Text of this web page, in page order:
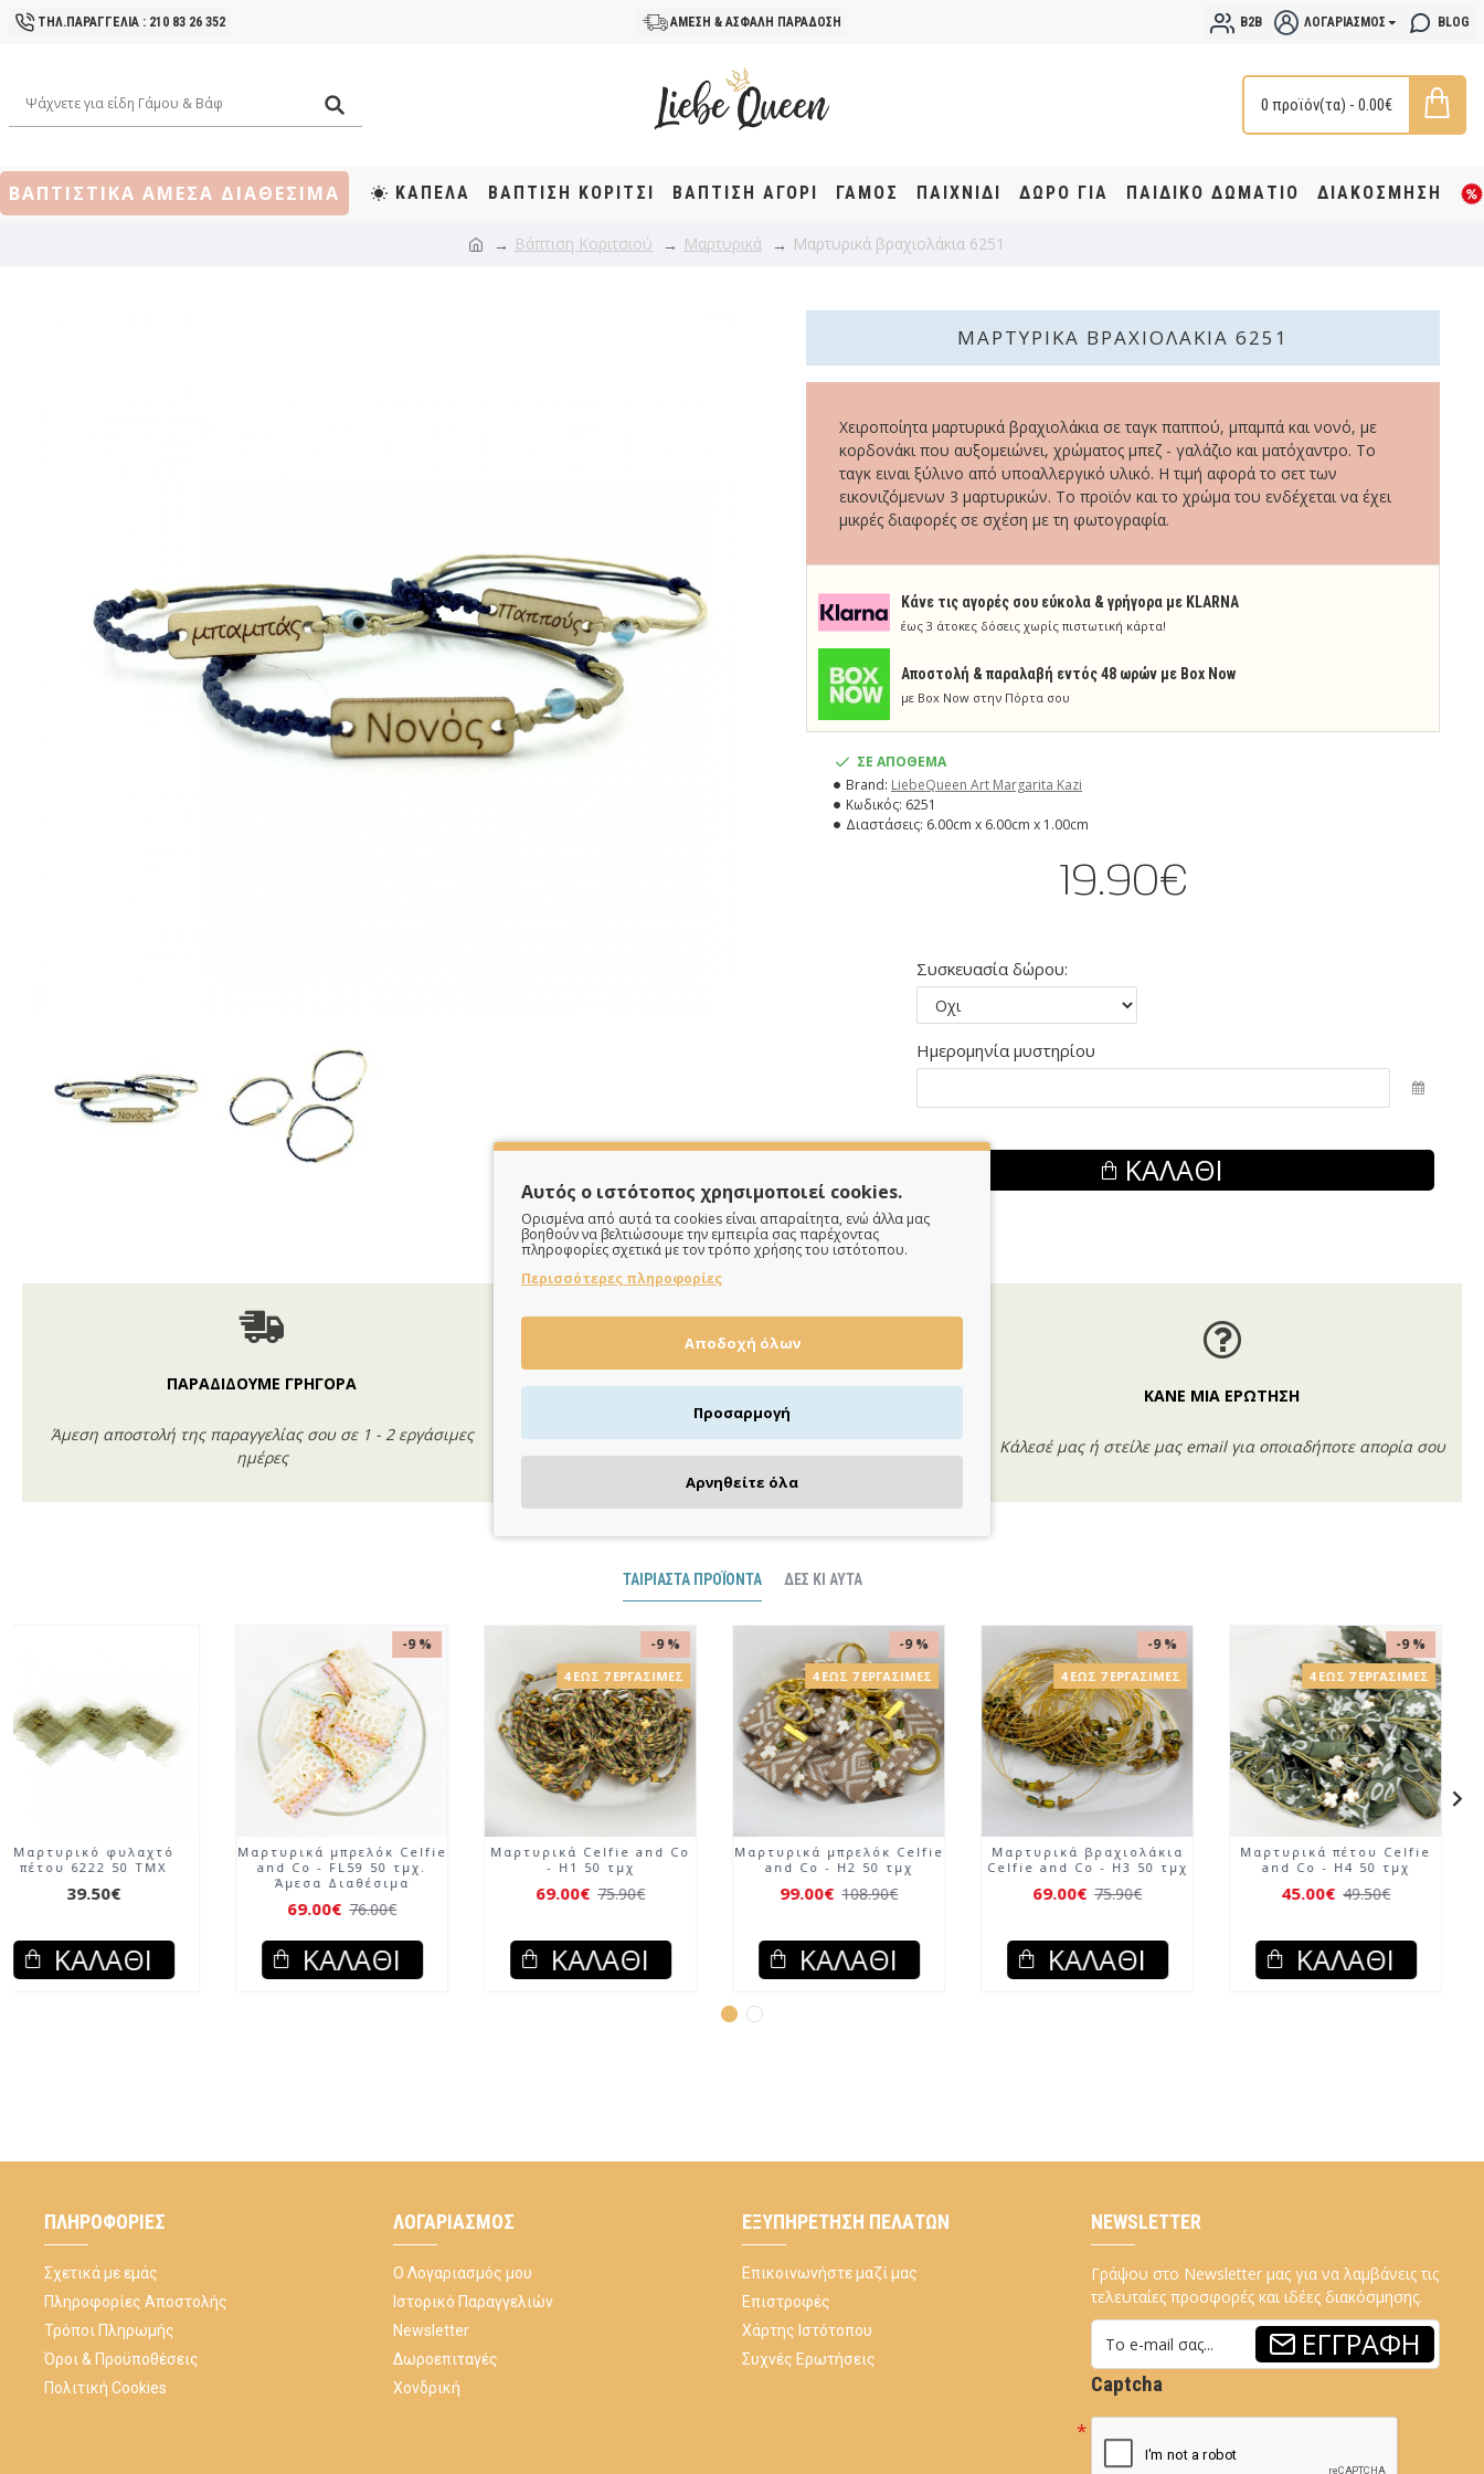
ΤΗΛ.ΠΑΡΑΓΓΕΛΙΑ : 210 83 26 352 ΑΜΕΣΗ & ΑΣΦΑΛΗ ΠΑΡΑΔΟΣΗ B2B ΛΟΓΑΡΙΑΣΜΌΣ BLOG
0 προϊόν(τα) - 0.00€
ΒΑΠΤΙΣΤΙΚΑ ΑΜΕΣΑ ΔΙΑΘΕΣΙΜΑ ΚΑΠΕΛΑ ΒΆΠΤΙΣΗ KOΡΊΤΣΙ ΒΆΠΤΙΣΗ ΑΓΌΡΙ ΓΑΜΟΣ ΠΑΙΧΝΙΔΙ ΔΩΡΟ ΓΙΑ ΠΑΙΔΙΚΟ ΔΩΜΑΤΙΟ ΔΙΑΚΟΣΜΗΣΗ
Βάπτιση Κοριτσιού Μαρτυρικά Μαρτυρικά βραχιολάκια 6251
ΜΑΡΤΥΡΙΚΆ ΒΡΑΧΙΟΛΆΚΙΑ 6251
Κάνε τις αγορές σου εύκολα & γρήγορα με KLARNA
έως 3 άτοκες δόσεις χωρίς πιστωτική κάρτα!
Aποστολή & παραλαβή εντός 48 ωρών με Box Now
με Box Now στην Πόρτα σου
Χειροποίητα μαρτυρικά βραχιολάκια σε ταγκ παππού, μπαμπά και νονό, με
κορδονάκι που αυξομειώνει, χρώματος μπεζ - γαλάζιο και ματόχαντρο. Το
ταγκ ειναι ξύλινο από υποαλλεργικό υλικό. Η τιμή αφορά το σετ των
εικονιζόμενων 3 μαρτυρικών. Το προϊόν και το χρώμα του ενδέχεται να έχει
μικρές διαφορές σε σχέση με τη φωτογραφία.
ΣΕ ΑΠΟΘΕΜΑ
Brand: LiebeQueen Art Margarita Kazi
Κωδικός: 6251
Διαστάσεις: 6.00cm x 6.00cm x 1.00cm
19.90€
Συσκευασία δώρου:
Ημερομηνία μυστηρίου
ΚΑΛΆΘΙ
ΠΑΡΑΔΙΔΟΥΜΕ ΓΡΗΓΟΡΑ
Άμεση αποστολή της παραγγελίας σου σε 1 - 2 εργάσιμες
ημέρες
Πιστωτική/χρεωστική κάρτα, αντικαταβολή ή κατάθεση
ΚΑΝΕ ΜΙΑ ΕΡΩΤΗΣΗ
Κάλεσέ μας ή στείλε μας email για οποιαδήποτε απορία σου
ΤΑΙΡΙΑΣΤΆ ΠΡΟΪΌΝΤΑ ΔΕΣ ΚΙ ΑΥΤΆ
Μαρτυρικό φυλαχτό
πέτου 6221 50 ΤΜΧ
39.50€
ΚΑΛΆΘΙ
Μαρτυρικό φυλαχτό
πέτου 6222 50 ΤΜΧ
39.50€
ΚΑΛΆΘΙ
-9 %
Μαρτυρικά μπρελόκ Celfie
and Co - FL59 50 τμχ.
ΚΑΛΆΘΙ
-9 %
4 ΈΩΣ 7 ΕΡΓΆΣΙΜΕΣ
Μαρτυρικά Celfie and Co
- H1 50 τμχ
69.00€ 75.90€
ΚΑΛΆΘΙ
-9 %
4 ΈΩΣ 7 ΕΡΓΆΣΙΜΕΣ
Μαρτυρικά μπρελόκ Celfie
and Co - H2 50 τμχ
99.00€ 108.90€
ΚΑΛΆΘΙ
-9 %
4 ΈΩΣ 7 ΕΡΓΆΣΙΜΕΣ
Μαρτυρικά βραχιολάκια
Celfie and Co - H3 50 τμχ
69.00€ 75.90€
ΚΑΛΆΘΙ
ΠΛΗΡΟΦΟΡΊΕΣ
Σχετικά με εμάς
Πληροφορίες Αποστολής
Τρόποι Πληρωμής
Όροι & Προϋποθέσεις
Πολιτική Cookies
ΛΟΓΑΡΙΑΣΜΌΣ
Ο Λογαριασμός μου
Ιστορικό Παραγγελιών
Newsletter
Δωροεπιταγές
Χονδρική
ΕΞΥΠΗΡΈΤΗΣΗ ΠΕΛΑΤΏΝ
Επικοινωνήστε μαζί μας
Επιστροφές
Χάρτης Ιστότοπου
Συχνές Ερωτήσεις
NEWSLETTER
Γράψου στο Newsletter μας για να λαμβάνεις τις
τελευταίες προσφορές και ιδέες διακόσμησης.
ΕΓΓΡΑΦΉ
Captcha
Αυτός ο ιστότοπος χρησιμοποιεί cookies.
Ορισμένα από αυτά τα cookies είναι απαραίτητα, ενώ άλλα μας
βοηθούν να βελτιώσουμε την εμπειρία σας παρέχοντας
πληροφορίες σχετικά με τον τρόπο χρήσης του ιστότοπου.
Περισσότερες πληροφορίες
Αποδοχή όλων
Προσαρμογή
Αρνηθείτε όλα